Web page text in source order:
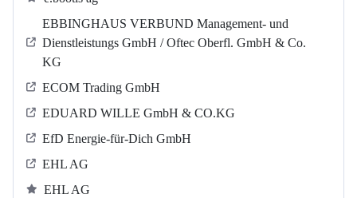
EBBINGHAUS VERBUND Management- und
Dienstleistungs GmbH / Oftec Oberfl. GmbH & Co.
KG
ECOM Trading GmbH
EDUARD WILLE GmbH & CO.KG
EfD Energie-für-Dich GmbH
EHL AG
EHL AG